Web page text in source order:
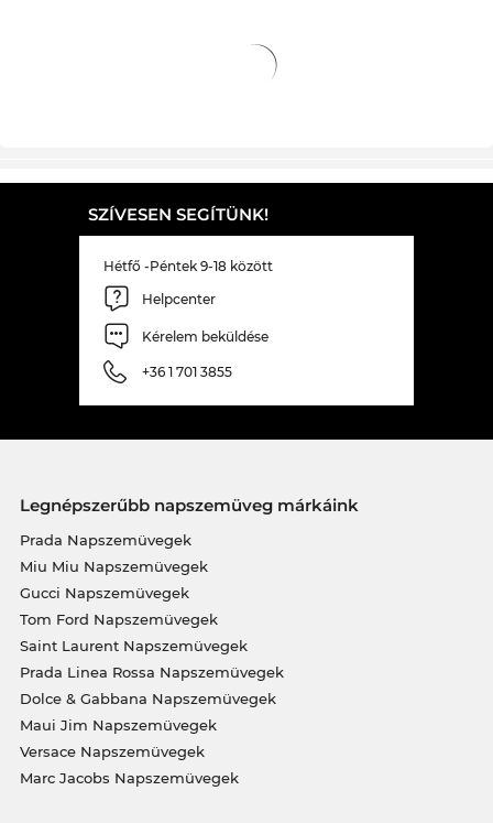
az új keretedbe. Így azután hamarosan teljes
áttekintésed lesz az új szemüveg jóvoltából!
SZÍVESEN SEGÍTÜNK!
Hétfő -Péntek 9-18 között
Helpcenter
Kérelem beküldése
+36 1 701 3855
Legnépszerűbb napszemüveg márkáink
Prada Napszemüvegek
Miu Miu Napszemüvegek
Gucci Napszemüvegek
Tom Ford Napszemüvegek
Saint Laurent Napszemüvegek
Prada Linea Rossa Napszemüvegek
Dolce & Gabbana Napszemüvegek
Maui Jim Napszemüvegek
Versace Napszemüvegek
Marc Jacobs Napszemüvegek